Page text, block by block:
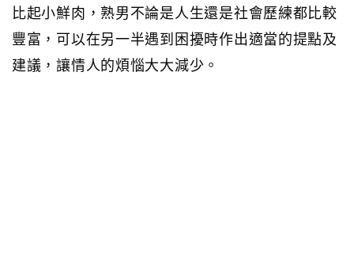
比起小鮮肉，熟男不論是人生還是社會歷練都比較
豐富，可以在另一半遇到困擾時作出適當的提點及
建議，讓情人的煩惱大大減少。